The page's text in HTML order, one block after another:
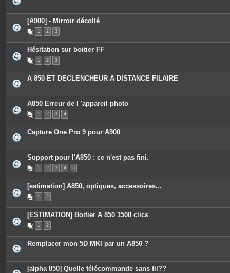
[A900] - Mirroir décollé
1 2 3
Hésitation sur boitier FF
1 2 3
A 850 ET DECLENCHEUR A DISTANCE FILAIRE
A850 Erreur de l 'appareil photo
1 2 3 4
Capture One Pro 9 pour A900
Support pour l'A850 : ce n'est pas fini.
1 2 3 4 5
[estimation] A850, optiques, accessoires...
1 2
[ESTIMATION] Boitier A 850 1500 clics
1 2
Remplacer mon 5D MKI par un A850 ?
[alpha 850] Quelle télécommande sans fil??